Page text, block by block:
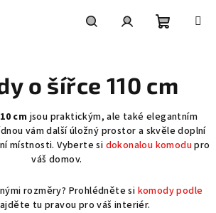
košík
o šířce 110 cm
cm jsou praktickým, ale také elegantním
vám další úložný prostor a skvěle doplní
místnosti. Vyberte si dokonalou komodupro
váš domov.
rozměry? Prohlédněte si komody podle
tu pravou pro váš interiér.